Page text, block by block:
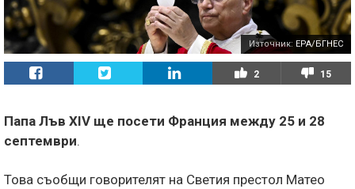
Източник: EPA/БГНЕС
2 15
Папа Лъв XIV ще посети Франция между 25 и 28
септември.
Това съобщи говорителят на Светия престол Матео